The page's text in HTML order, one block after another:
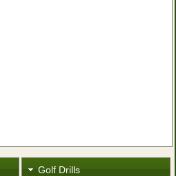
Golf Drills